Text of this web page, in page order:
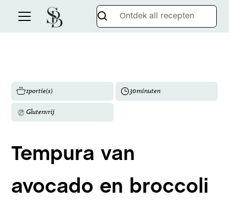
1portie(s) 30minuten
Glutenvrij
Tempura van
avocado en broccoli